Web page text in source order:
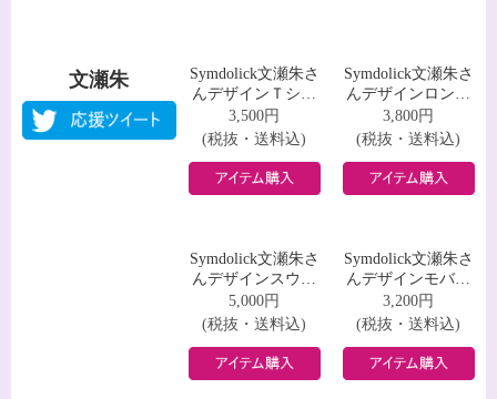
Symdolick文瀬朱さ
んデザインＴシャ
ツ
3,500円
(税抜・送料込)
Symdolick文瀬朱さ
んデザインロング
スリーブＴシャツ
3,800円
(税抜・送料込)